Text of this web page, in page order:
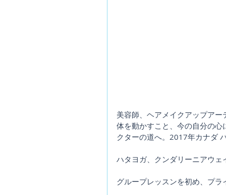
美容師、ヘアメイクアップアー
体を動かすこと、今の自分の
クターの道へ。2017年カナダ
ハタヨガ、クンダリーニアウェ
グループレッスンを初め、プラ